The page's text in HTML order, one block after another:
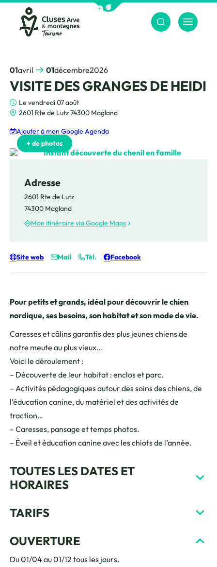
Afficher la barre de navigation du
Menu
01avril 01décembre2026
VISITE DES GRANGES DE HEIDI
Le vendredi 07 août
2601 Rte de Lutz 74300 Magland
Ajouter à mon Google Agenda
Pour petits et grands, idéal pour découvrir le chien
nordique, ses besoins, son habitat et son mode de vie.
Caresses et câlins garantis des plus jeunes chiens de
notre meute au plus vieux…
Voici le déroulement :
– Découverte de leur habitat : enclos et parc.
– Activités pédagogiques autour des soins des chiens, de
l’éducation canine, du matériel et des activités de
traction…
– Caresses, pansage et temps photos.
– Éveil et éducation canine avec les chiots de l’année.
TOUTES LES DATES ET
HORAIRES
TARIFS
OUVERTURE
Du 01/04 au 01/12 tous les jours.
+ de photos
Instant câlin avec les chiens, © Les Granges de Heidi
de Heidi
Visite du chenil à Magland, © Les Granges de Heidi
de Heidi
Adresse
2601 Rte de Lutz
74300 Magland
Mon itinéraire via Google Maps
Site web Mail Tél. Facebook